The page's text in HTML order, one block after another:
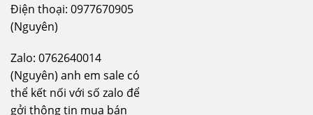
Điện thoại: 0977670905
(Nguyên)
Zalo: 0762640014
(Nguyên) anh em sale có
thể kết nối với số zalo để
gởi thông tin mua bán